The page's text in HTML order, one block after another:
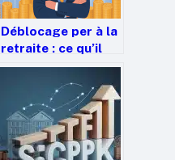
Déblocage per à la
retraite : ce qu’il
faut savoir pour